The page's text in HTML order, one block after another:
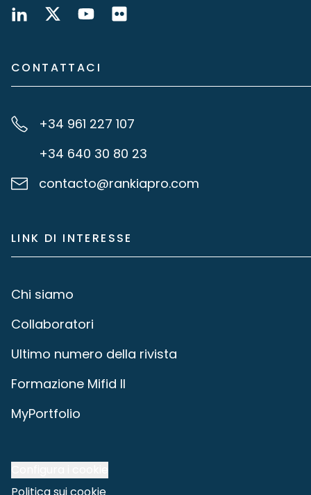
CONTATTACI
+34 961 227 107
+34 640 30 80 23
contacto@rankiapro.com
LINK DI INTERESSE
Chi siamo
Collaboratori
Ultimo numero della rivista
Formazione Mifid II
MyPortfolio